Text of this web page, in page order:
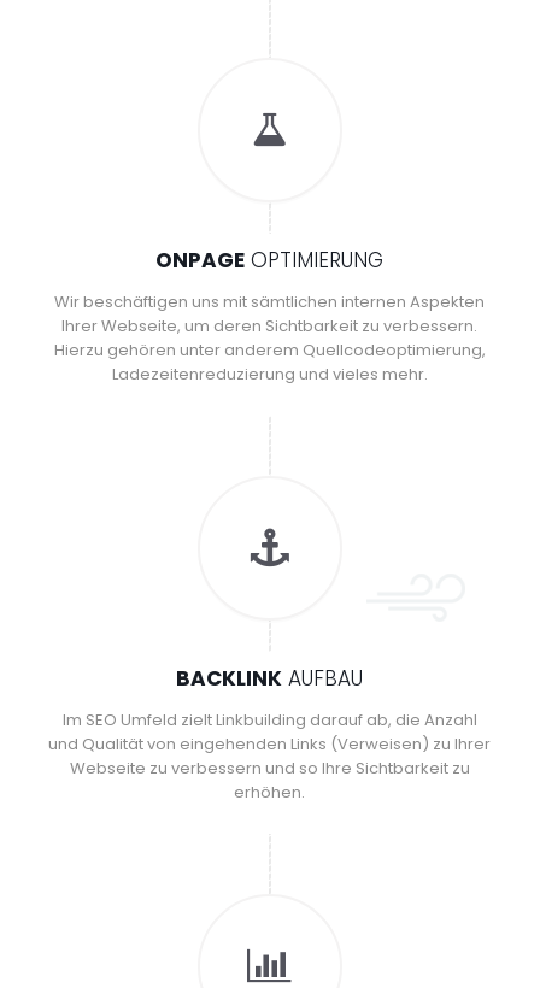
ONPAGE OPTIMIERUNG
Wir beschäftigen uns mit sämtlichen internen Aspekten
Ihrer Webseite, um deren Sichtbarkeit zu verbessern.
Hierzu gehören unter anderem Quellcodeoptimierung,
Ladezeitenreduzierung und vieles mehr.
BACKLINK AUFBAU
Im SEO Umfeld zielt Linkbuilding darauf ab, die Anzahl
und Qualität von eingehenden Links (Verweisen) zu Ihrer
Webseite zu verbessern und so Ihre Sichtbarkeit zu
erhöhen.